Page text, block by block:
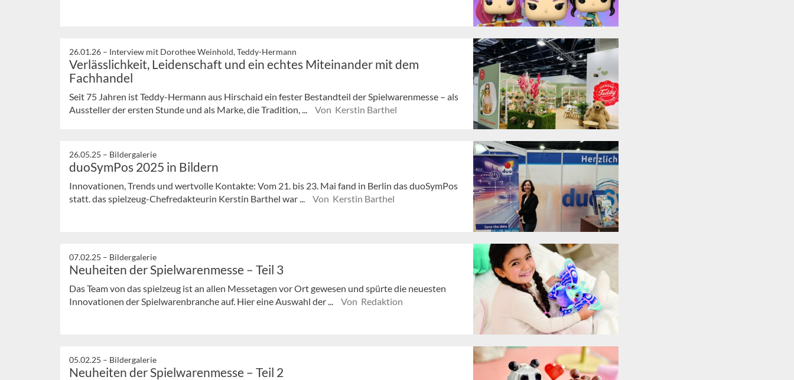
26.01.26 – Interview mit Dorothee Weinhold, Teddy-Hermann
Verlässlichkeit, Leidenschaft und ein echtes Miteinander mit dem
Fachhandel
Seit 75 Jahren ist Teddy-Hermann aus Hirschaid ein fester Bestandteil der Spielwarenmesse – als
Aussteller der ersten Stunde und als Marke, die Tradition, ...
Von Kerstin Barthel
26.05.25 – Bildergalerie
duoSymPos 2025 in Bildern
Innovationen, Trends und wertvolle Kontakte: Vom 21. bis 23. Mai fand in Berlin das duoSymPos
statt. das spielzeug-Chefredakteurin Kerstin Barthel war ...
Von Kerstin Barthel
07.02.25 – Bildergalerie
Neuheiten der Spielwarenmesse – Teil 3
Das Team von das spielzeug ist an allen Messetagen vor Ort gewesen und spürte die neuesten
Innovationen der Spielwarenbranche auf. Hier eine Auswahl der ...
Von Redaktion
05.02.25 – Bildergalerie
Neuheiten der Spielwarenmesse – Teil 2